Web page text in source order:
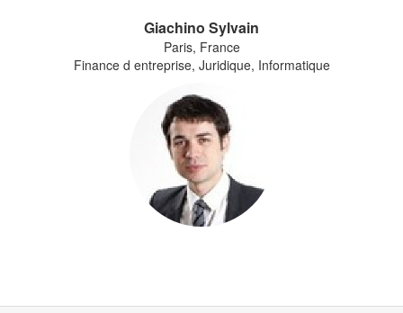
Giachino Sylvain
Paris, France
Finance d entreprise, Juridique, Informatique